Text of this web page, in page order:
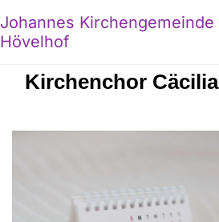
Johannes Kirchengemeinde
Hövelhof
Kirchenchor Cäcilia